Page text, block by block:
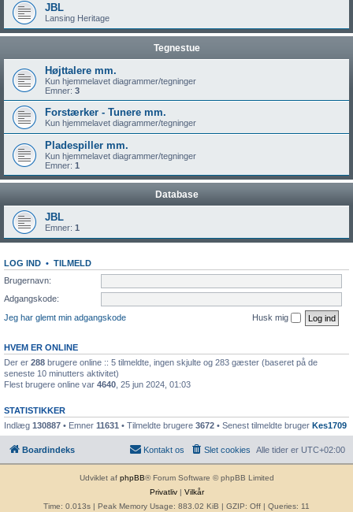
JBL
Lansing Heritage
Tegnestue
Højttalere mm.
Kun hjemmelavet diagrammer/tegninger
Emner: 3
Forstærker - Tunere mm.
Kun hjemmelavet diagrammer/tegninger
Pladespiller mm.
Kun hjemmelavet diagrammer/tegninger
Emner: 1
Database
JBL
Emner: 1
LOG IND • TILMELD
Brugernavn:
Adgangskode:
Jeg har glemt min adgangskode
Husk mig
HVEM ER ONLINE
Der er 288 brugere online :: 5 tilmeldte, ingen skjulte og 283 gæster (baseret på de
seneste 10 minutters aktivitet)
Flest brugere online var 4640 , 25 jun 2024, 01:03
STATISTIKKER
Indlæg 130887 • Emner 11631 • Tilmeldte brugere 3672 • Senest tilmeldte bruger Kes1709
Boardindeks Alle tider er UTC+02:00
Slet cookies
Kontakt os
Udviklet af phpBB® Forum Software © phpBB Limited
Privatliv| Vilkår
Time: 0.013s | Peak Memory Usage: 883.02 KiB | GZIP: Off | Queries: 11